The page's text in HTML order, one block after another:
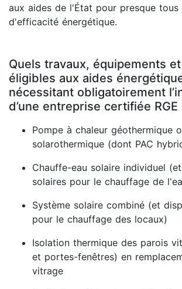
aux aides de l'État pour presque tous
d'efficacité énergétique.
Quels travaux, équipements
éligibles aux aides
nécessitant obligatoirement
d’une entreprise certifiée RGE
Pompe à chaleur géothermique
solarothermique (dont PAC
Chauffe-eau solaire individuel
solaires pour le chauffage de
Système solaire combiné (et
pour le chauffage des locaux)
Isolation thermique des parois
et portes-fenêtres) en
vitrage